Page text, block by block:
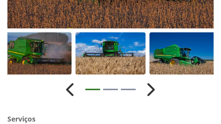
Anterior Próximo
Serviços